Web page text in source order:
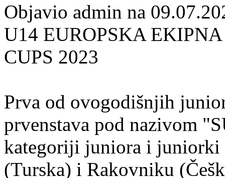
Objavio admin na
U14 EUROPSKA
CUPS 2023
Prva od ovogodišnjih
prvenstava pod nazivom
kategoriji juniora i juniorki
(Turska) i Rakovniku